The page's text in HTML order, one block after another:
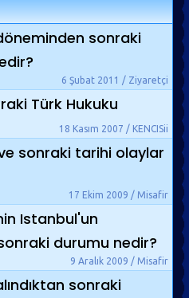
sonraki
6 Şubat 2011 / Ziyaretçi
Türk Hukuku
18 Kasım 2007 / KENCISii
sonraki tarihi olaylar
17 Ekim 2009 / Misafir
Istanbul'un
durumu nedir?
9 Aralık 2009 / Misafir
sonraki